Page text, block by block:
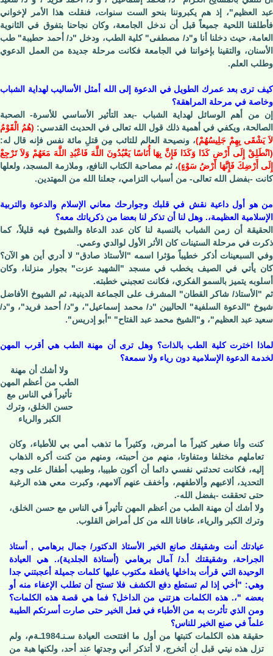
عبد العظيم"، إذ هم يكبروننا بنحو الست سنوات، فنقلت هذا الأمر لإخواني
فأطلقنا اللحية جميعاً قبل أن ندخل الجامعة، وكان نجاحنا بتفوق في الثانوية
العامة، حيث دخلنا أنا و"د/ مصطفى" كلية الطب، ودخل "د/ أحمد حطيبة" طب
الأسنان، والتقينا بإخواننا في الجامعة فكانت مرحلة جديدة من العمل الدعوي
وطلب العلم.
كيف ترى بعد عمرك الطويل في الدعوة إلى الله أمثل الأساليب لهداية الشباب
وخاصة في مرحلة المراهقة؟
إن من أهم الوسائل لهداية الشباب -بعد التأثير الأساسي للأسرة- الصحبة
الصالحة، ويكفي في أهمية ذلك قول الله تعالى في الحديث القدسي: (هُمُ الْقَوْمُ
لاَ يَشْقَى بِهِمْ جَلِيسُهُمْ)، ونصيحة العالم للتائب مِن قتلِ مائة نفس فإنه قال له:
(انْطَلِقْ إِلَى أَرْضِ كَذَا وَكَذَا فَإِنَّ بِهَا أُنَاسًا يَعْبُدُونَ اللَّهَ فَاعْبُدِ اللَّهَ مَعَهُمْ وَلاَ تَرْجِعْ
إِلَى أَرْضِكَ فَإِنَّهَا أَرْضُ سَوْءٍ)، ثم مصاحبة الكتاب النافع، وملازمة المسجد، ولعلها
كانت -بفضل الله تعالى- من أسباب التزامي، جعلنا الله من المهتدين.
من هو أول داعية نقش في قلبك وجوارحك معاني الإسلام والدعوة والتربية
الإسلامية العظيمة،. وهل لنا أن تذكر لنا بعضا من ذكرياتك معه؟
الحقيقة أن زمن الشباب بالنسبة لنا كان عدد الدعاة والشيوخ فيه قليلاً، كما
ذكرت في مرحلة الستينات كان الأثر الأول لوالدي وعمي.
وفي السبعينات أذكر خطيباً مؤثرا اسمه "الأستاذ صادق" لا أدري أين هو الآن؟
كان يأتي في الصيف يخطب في مسجد "الشهيد عزت" بجوار منزلنا، وكان
أسلوبه يتميز بالسمو الفكري، فكانت تعجبني خطبته.
ثم "الأستاذ/ شاكر القطان" المشرف على الجماعة الدينية، ثم الشيوخ الأفاضل
شيوخ "الدعوة السلفية" الحاليين "د/ محمد إسماعيل"، و"د/ أحمد فريد"، و"د/
سعيد عبد العظيم"، و"الشيخ محمد عبد الفتاح" "أبو إدريس".
لماذا اخترت كلية الطب بالذات؟ وهل ترى أن مهنة الطب هي أقرب المهن
لخدمة الدعوة الإسلامية دون رياء ولا سمعة؟
ولا أشك أن مهنة
الطب من أعظم المهن
تأثيراً في الناس مع
حسن الخلق، وترك
الكبر والرياء
كنت وأنا صغير كثيراً ما أمرض، وكثيراً ما تذهب أمي بي للأطباء، وكان
تعاملهم مختلفا ومتفاوتا، منهم من أحببته، ومنهم من كنت أكره الذهاب
إليه، فكانت تحدثني نفسي دائما أن أكون طبيبا، وطبيب أطفال على وجه
التحديد، ألاعبهم وألاطفهم، وأخفف عنهم آلامهم، وكبرت معي هذه الرغبة
حتى تحققت -بفضل الله-.
ولا أشك أن مهنة الطب من أعظم المهن تأثيراً في الناس مع حسن الخلق،
وترك الكبر والرياء، عافانا الله من كل أمراض القلوب.
عيادتك أنت وشقيقك صانع الخير الأستاذ الدكتور/ جمال برهامي , أستاذ
الجراحة، وشقيقتك أ.د/ آمال برهامي (أستاذة الجلدية)،. هي العيادة
الوحيدة التي قرأت بداخلها يافطة مكتوب عليها كلمات جميلة أعجبتني جدا
وهي: "أخي إذا لم تستطع دفع الكشف فلا تستح أن تطلب الإعفاء منه أو
بعضه "،. هذه الكلمات هزتني من الداخل؟ فما هي قصة هذه الكلمات؟
ومن الذي تأثرت به من الأطباء في فعل الخير حتى صارت أسرتكم الطيبة
علماً في صنع الخير للناس؟
حقيقة هذه الكلمات كتبتها من أول ما افتتحت العيادة سـنـ1984ـةم، ولم
تزل هذه نيتي قبل أن أتخرج، لا أتذكر أني وجدتها عند أحد، ولكنها هبة من